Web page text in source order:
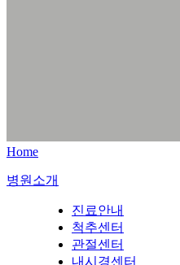
Home
병원소개
진료안내
척추센터
관절센터
내시경센터